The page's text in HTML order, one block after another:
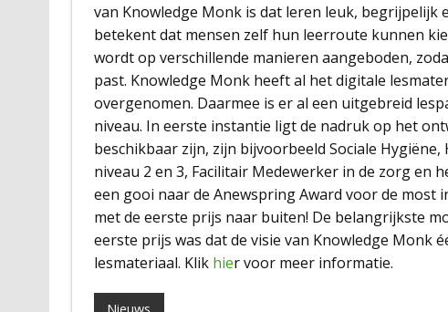
van Knowledge Monk is dat leren leuk,
betekent dat mensen zelf hun leerroute kunnen
wordt op verschillende manieren aangeboden,
past. Knowledge Monk heeft al het digitale
overgenomen. Daarmee is er al een uitgebreid
niveau. In eerste instantie ligt de nadruk op het
beschikbaar zijn, zijn bijvoorbeeld Sociale
niveau 2 en 3, Facilitair Medewerker in de zorg en
een gooi naar de Anewspring Award voor de
met de eerste prijs naar buiten! De belangrijkste
eerste prijs was dat de visie van Knowledge Monk
lesmateriaal. Klik hier voor meer informatie.
Nieuws